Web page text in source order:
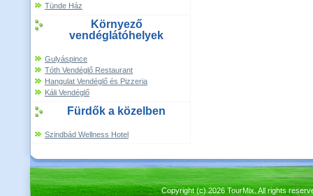
Tünde Ház
Környező
vendéglátóhelyek
Gulyáspince
Tóth Vendéglő Restaurant
Hangulat Vendéglő és Pizzeria
Káli Vendéglő
Fürdők a közelben
Szindbád Wellness Hotel
Copyright (c) 2026 TourMix. All rights